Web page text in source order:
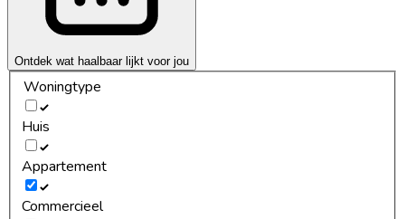
Ontdek wat haalbaar lijkt voor jou
Woningtype
Huis
Appartement
Commercieel